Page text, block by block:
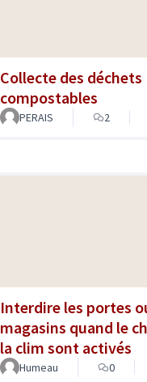
Collecte des déchets
compostables
PERAIS 2
Interdire les portes
magasins quand le
la clim sont activés
Humeau 0